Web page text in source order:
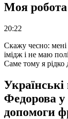
Моя
20:22
Скажу чесно: мені
імідж і не маю
Саме тому я
Українські
Федорова у
допомоги